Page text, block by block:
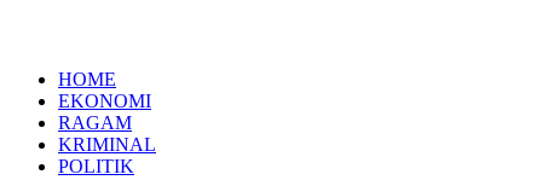
HOME
EKONOMI
RAGAM
KRIMINAL
POLITIK